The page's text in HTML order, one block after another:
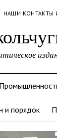
НАШИ КОНТАКТЫ
и порядок